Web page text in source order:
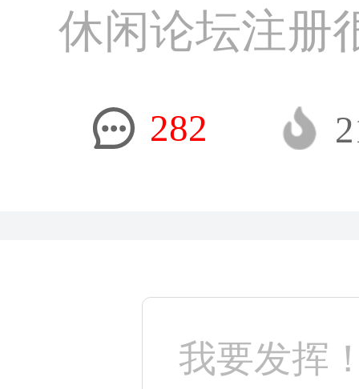
休闲论坛注册
282